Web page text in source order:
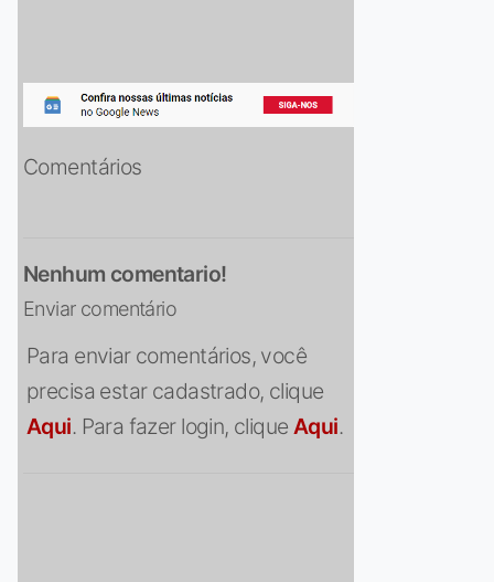
Comentários
Nenhum comentario!
Enviar comentário
Para enviar comentários, você
precisa estar cadastrado, clique
Aqui. Para fazer login, clique Aqui.